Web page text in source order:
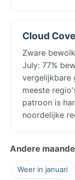
Cloud
Zware
July: 77%
vergelijkbare
meeste
patroon is
noordelijke
Andere
Weer in januari